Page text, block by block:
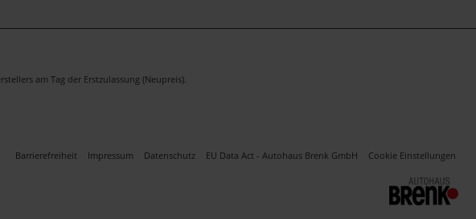
am Tag der Erstzulassung (Neupreis).
Barrierefreiheit Impressum Datenschutz EU Data Act - Autohaus Brenk GmbH Cookie Einstellungen